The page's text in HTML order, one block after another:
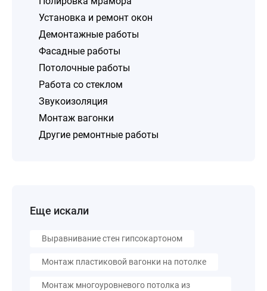
Установка и ремонт окон
Демонтажные работы
Фасадные работы
Потолочные работы
Работа со стеклом
Звукоизоляция
Монтаж вагонки
Другие ремонтные работы
Еще искали
Выравнивание стен гипсокартоном
Монтаж пластиковой вагонки на потолке
Монтаж многоуровневого потолка из